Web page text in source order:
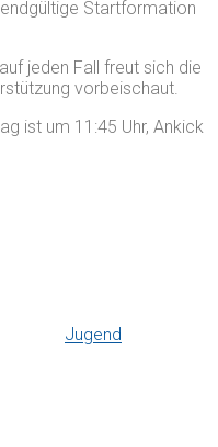
Startformation
jeden Fall freut sich die
vorbeischaut.
ist um 11:45 Uhr, Ankick
Jugend